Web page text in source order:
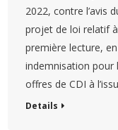
2022, contre l’avis
projet de loi relatif
première lecture,
indemnisation pour
offres de CDI à
Details